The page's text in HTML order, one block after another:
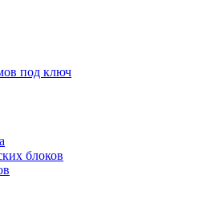
под ключ
блоков